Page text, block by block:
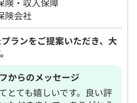
険・収入保障
険会社
ランをご提案いただき、大
からのメッセージ
とても嬉しいです。良い評